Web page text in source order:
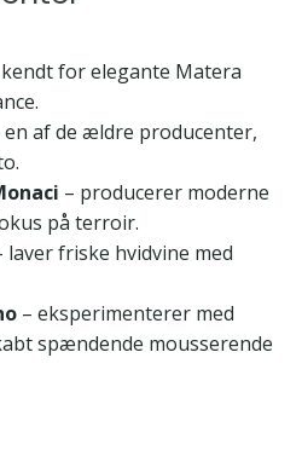
for elegante Matera
en af de ældre producenter,
– producerer moderne
på terroir.
laver friske hvidvine med
– eksperimenterer med
spændende mousserende